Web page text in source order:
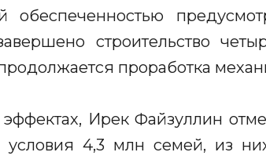
обеспеченностью
строительство
проработка
Ирек Файзуллин
4,3 млн семей, из